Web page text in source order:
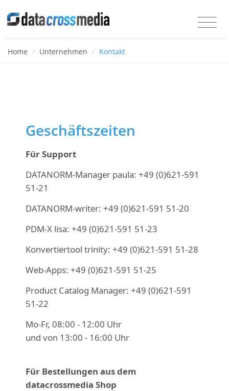
Home / Unternehmen / Kontakt
Geschäftszeiten
Für Support
DATANORM-Manager paula: +49 (0)621-591
51-21
DATANORM-writer: +49 (0)621-591 51-20
PDM-X lisa: +49 (0)621-591 51-23
Konvertiertool trinity: +49 (0)621-591 51-28
Web-Apps: +49 (0)621-591 51-25
Product Catalog Manager: +49 (0)621-591
51-22
Mo-Fr, 08:00 - 12:00 Uhr
und von 13:00 - 16:00 Uhr
Für Bestellungen aus dem
datacrossmedia Shop